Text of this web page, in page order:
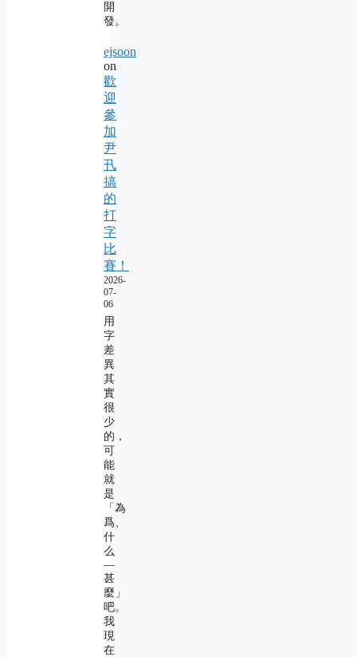
開
發。
ejsoon
on
歡
迎
參
加
尹
卂
搞
的
打
字
比
賽！
2026-
07-
06
用
字
差
異
其
實
很
少
的，
可
能
就
是
「為
爲、
什
么
―
甚
麼」
吧。
我
現
在